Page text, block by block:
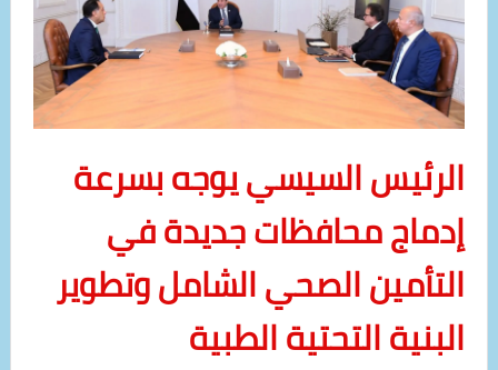
الرئيس السيسي يوجه بسرعة
إدماج محافظات جديدة في
التأمين الصحي الشامل وتطوير
البنية التحتية الطبية